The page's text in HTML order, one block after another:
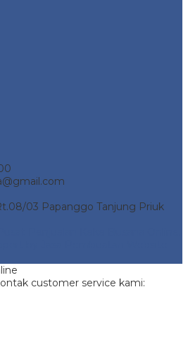
03 Papanggo Tanjung Priuk
customer service kami: